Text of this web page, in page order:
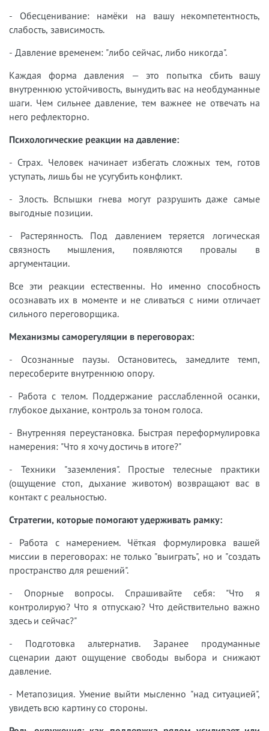
- Обесценивание: намёки на вашу некомпетентность,
слабость, зависимость.
- Давление временем: "либо сейчас, либо никогда".
Каждая форма давления — это попытка сбить вашу
внутреннюю устойчивость, вынудить вас на необдуманные
шаги. Чем сильнее давление, тем важнее не отвечать на
него рефлекторно.
Психологические реакции на давление:
- Страх. Человек начинает избегать сложных тем, готов
уступать, лишь бы не усугубить конфликт.
- Злость. Вспышки гнева могут разрушить даже самые
выгодные позиции.
- Растерянность. Под давлением теряется логическая
связность мышления, появляются провалы в
аргументации.
Все эти реакции естественны. Но именно способность
осознавать их в моменте и не сливаться с ними отличает
сильного переговорщика.
Механизмы саморегуляции в переговорах:
- Осознанные паузы. Остановитесь, замедлите темп,
пересоберите внутреннюю опору.
- Работа с телом. Поддержание расслабленной осанки,
глубокое дыхание, контроль за тоном голоса.
- Внутренняя переустановка. Быстрая переформулировка
намерения: "Что я хочу достичь в итоге?"
- Техники "заземления". Простые телесные практики
(ощущение стоп, дыхание животом) возвращают вас в
контакт с реальностью.
Стратегии, которые помогают удерживать рамку:
- Работа с намерением. Чёткая формулировка вашей
миссии в переговорах: не только "выиграть", но и "создать
пространство для решений".
- Опорные вопросы. Спрашивайте себя: "Что я
контролирую? Что я отпускаю? Что действительно важно
здесь и сейчас?"
- Подготовка альтернатив. Заранее продуманные
сценарии дают ощущение свободы выбора и снижают
давление.
- Метапозиция. Умение выйти мысленно "над ситуацией",
увидеть всю картину со стороны.